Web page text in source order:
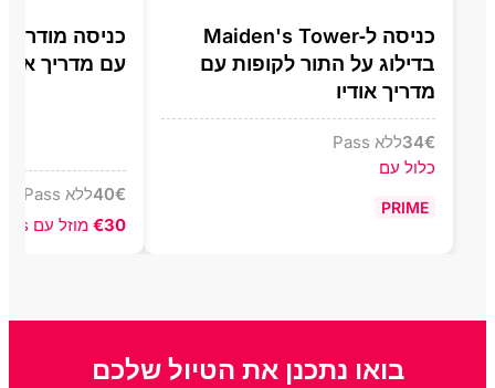
כניסה ל‑Maiden's Tower
בדילוג על התור לקופות עם
מדריך אודיו
€
34ללא Pass
כלול עם
PRIME
עם מדריך
€
40ללא Pass
€30 מוזל עם Pass
בואו נתכנן את הטיול שלכם